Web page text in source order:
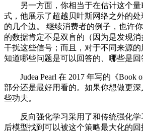
另一方面，你相当于在估计这个量
式，他展示了超越贝叶斯网络之外的
的几个边。 继续消费者的例子，也许
的数据肯定不是双盲的（因为是发现
干扰这些信号；而且，对于不同来源
知道哪些问题是可以回答的、哪些是
Judea Pearl 在 2017 年写的《Book
部分还是最好用看的。如果你想做更
些功夫。
反向强化学习采用了和传统强化学
后模型找到可以被这个策略最大化的回